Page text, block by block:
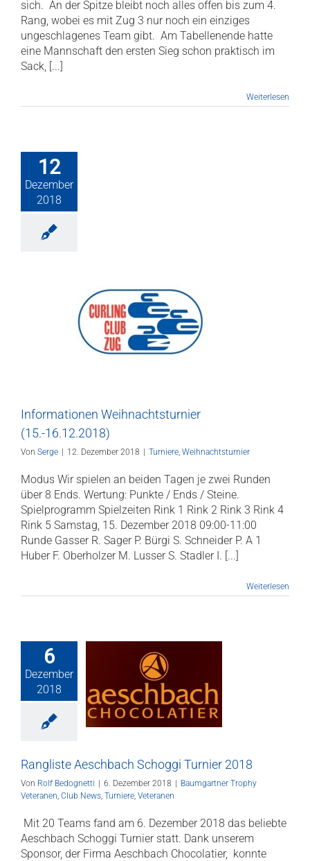
sich. An der Spitze bleibt noch alles offen bis zum 4.
Rang, wobei es mit Zug 3 nur noch ein einziges
ungeschlagenes Team gibt. Am Tabellenende hatte
eine Mannschaft den ersten Sieg schon praktisch im
Sack, [...]
Weiterlesen
12
Dezember
2018
Informationen Weihnachtsturnier
(15.-16.12.2018)
Von Serge | 12. Dezember 2018 | Turniere Weihnachtsturnier
Modus Wir spielen an beiden Tagen je zwei Runden
über 8 Ends. Wertung: Punkte / Ends / Steine.
Spielprogramm Spielzeiten Rink 1 Rink 2 Rink 3 Rink 4
Rink 5 Samstag, 15. Dezember 2018 09:00-11:00
Runde Gasser R. Sager P. Bürgi S. Schneider P. A 1
Huber F. Oberholzer M. Lusser S. Stadler I. [...]
Weiterlesen
6
Dezember
2018
Aeschbach
Turnier 2018
Trophy
Club News
Veteranen
Rangliste Aeschbach Schoggi Turnier 2018
Von Rolf Bedognetti | 6. Dezember 2018 | Baumgartner Trophy
Veteranen Club News Turniere Veteranen
Mit 20 Teams fand am 6. Dezember 2018 das beliebte
Aeschbach Schoggi Turnier statt. Dank unserem
Sponsor, der Firma Aeschbach Chocolatier, konnte